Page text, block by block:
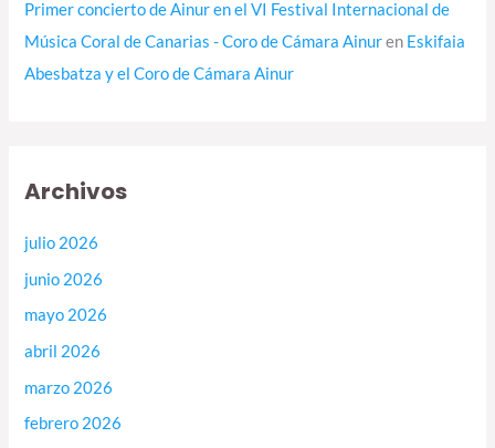
Primer concierto de Ainur en el VI Festival Internacional de
Música Coral de Canarias - Coro de Cámara Ainuren Eskifaia
Abesbatza y el Coro de Cámara Ainur
Archivos
julio 2026
junio 2026
mayo 2026
abril 2026
marzo 2026
febrero 2026